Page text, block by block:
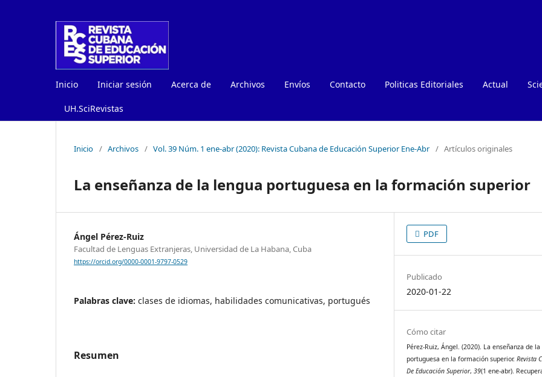
Inicio Iniciar sesión Acerca de Archivos Envíos Contacto Politicas Editoriales Actual
UH.SciRevistas
Inicio / Archivos / Vol. 39 Núm. 1 ene-abr (2020): Revista Cubana de Educación Superior Ene-Abr / Artículos originales
La enseñanza de la lengua portuguesa en la formación superior
Ángel Pérez-Ruiz
Facultad de Lenguas Extranjeras, Universidad de La Habana, Cuba
https://orcid.org/0000-0001-9797-0529
Palabras clave: clases de idiomas, habilidades comunicativas, portugués
Resumen
PDF
Publicado
2020-01-22
Cómo citar
Pérez-Ruiz, Ángel. (2020). La enseñanza de la
portuguesa en la formación superior.Revista
De Educación Superior,39(1 ene-abr).